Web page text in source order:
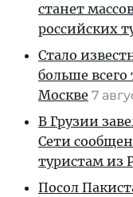
станет
российских
Стало
больше
Москве 7
В Грузии
Сети
туристам из
Посол